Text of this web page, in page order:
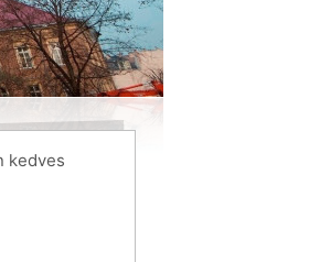
kedves